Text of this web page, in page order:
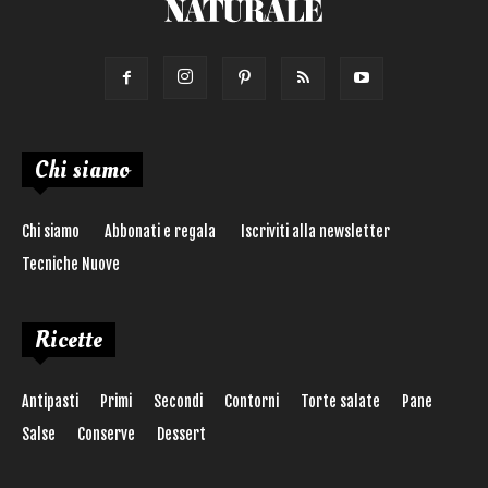
Chi siamo
Chi siamo Abbonati e regala
Iscriviti alla newsletter
Tecniche Nuove
Ricette
Antipasti Primi Secondi Contorni Torte salate
Pane
Salse
Conserve Dessert